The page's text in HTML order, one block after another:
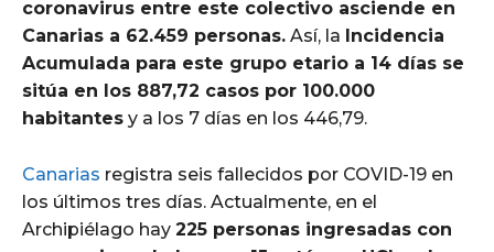
coronavirus entre este colectivo asciende en
Canarias a 62.459 personas. Así, la Incidencia
Acumulada para este grupo etario a 14 días se
sitúa en los 887,72 casos por 100.000
habitantes y a los 7 días en los 446,79.
Canarias registra seis fallecidos por COVID-19 en
los últimos tres días. Actualmente, en el
Archipiélago hay 225 personas ingresadas con